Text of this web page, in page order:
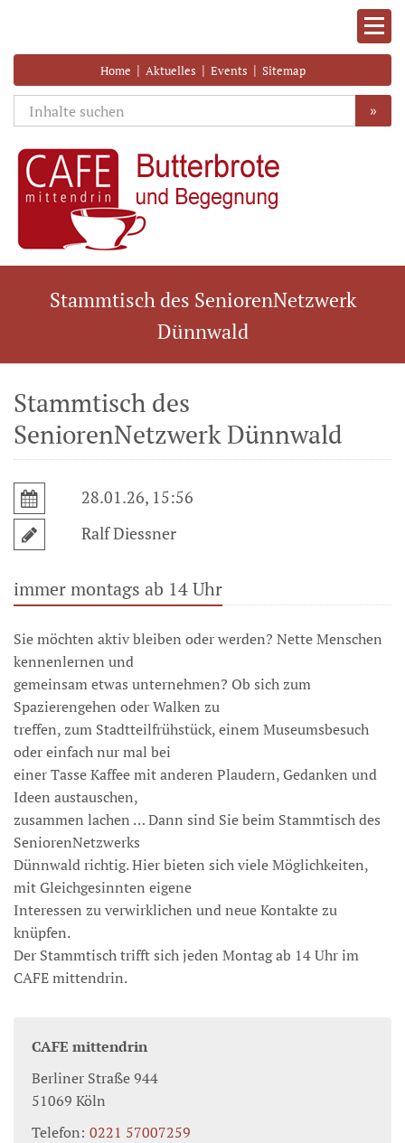
Home | Aktuelles | Events | Sitemap
»
Stammtisch des SeniorenNetzwerk
Dünnwald
Stammtisch des
SeniorenNetzwerk Dünnwald
28.01.26, 15:56
Ralf Diessner
immer montags ab 14 Uhr
Sie möchten aktiv bleiben oder werden? Nette Menschen
kennenlernen und
gemeinsam etwas unternehmen? Ob sich zum
Spazierengehen oder Walken zu
treffen, zum Stadtteilfrühstück, einem Museumsbesuch
oder einfach nur mal bei
einer Tasse Kaffee mit anderen Plaudern, Gedanken und
Ideen austauschen,
zusammen lachen … Dann sind Sie beim Stammtisch des
SeniorenNetzwerks
Dünnwald richtig. Hier bieten sich viele Möglichkeiten,
mit Gleichgesinnten eigene
Interessen zu verwirklichen und neue Kontakte zu
knüpfen.
Der Stammtisch trifft sich jeden Montag ab 14 Uhr im
CAFE mittendrin.
CAFE mittendrin
Berliner Straße 944
51069 Köln
Telefon: 0221 57007259